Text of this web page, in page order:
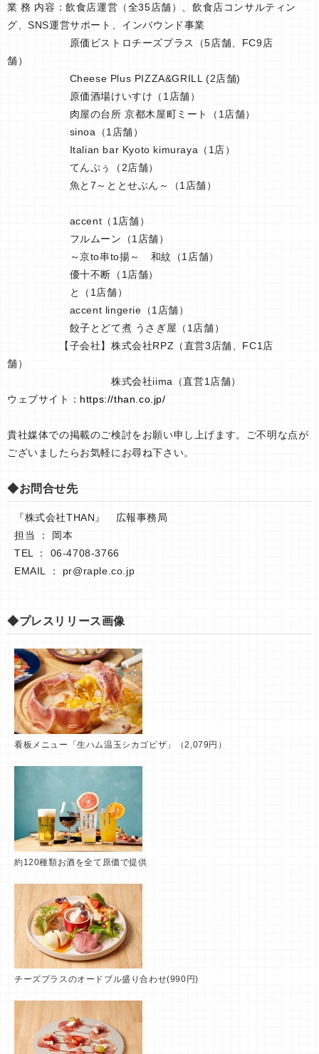
業 務 内容：飲食店運営（全35店舗）、飲食店コンサルティン
グ、SNS運営サポート、インバウンド事業
原価ビストロチーズプラス（5店舗、FC9店
舗）
Cheese Plus PIZZA&GRILL (2店舗)
原価酒場けいすけ（1店舗）
肉屋の台所 京都木屋町ミート（1店舗）
sinoa（1店舗）
Italian bar Kyoto kimuraya（1店）
てんぷぅ（2店舗）
魚と7～ととせぶん～（1店舗）
accent（1店舗）
フルムーン（1店舗）
～京to串to揚～ 和紋（1店舗）
優十不断（1店舗）
と（1店舗）
accent lingerie（1店舗）
餃子とどて煮 うさぎ屋（1店舗）
【子会社】株式会社RPZ（直営3店舗、FC1店
舗）
株式会社iima（直営1店舗）
ウェブサイト： https://than.co.jp/
貴社媒体での掲載のご検討をお願い申し上げます。ご不明な点が
ございましたらお気軽にお尋ね下さい。
◆お問合せ先
『株式会社THAN』 広報事務局
担当 ： 岡本
TEL ： 06-4708-3766
EMAIL ： pr@raple.co.jp
◆プレスリリース画像
看板メニュー「生ハム温玉シカゴピザ」（2,079円）
約120種類お酒を全て原価で提供
チーズプラスのオードブル盛り合わせ(990円)